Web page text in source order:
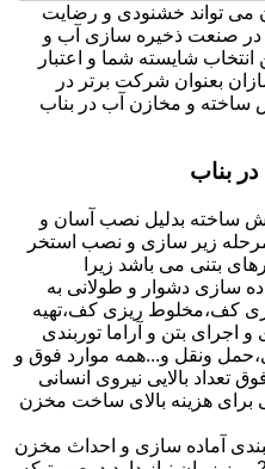
می تواند خشنودی و رضایت
صنعت ذخیره سازی آب و
شایسته شما و اعتبار
بعنوان شرکت برتر در
و مخازن آب در بناب
بناب
ساخته بدلیل نصب آسان و
زیر سازی و نصب استخر
بتنی می باشد زیرا
سازی دشوار و طولانی به
کف،مخلوط ریزی کف،تهیه
و اجرای بتن و آراما توربندی
ونقل و...همه موارد فوق و
تعداد بالایی نیروی انسانی
برای هزینه بالای ساخت مخزن
آماده سازی و احداث مخزن